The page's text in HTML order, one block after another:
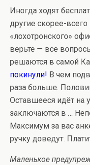
Иногда ходят
другие скорее-
«лохотронского»
верьте — все
решаются в самой
покинули! В чем
раза больше.
Оставшееся идёт на
заключаются в …
Максимум за вас
ручку доведут.
Маленькое